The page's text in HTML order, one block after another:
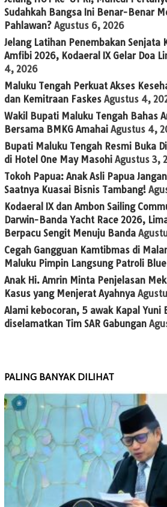
Sudahkah Bangsa Ini Benar-Benar
Pahlawan? Agustus 6, 2026
Jelang Latihan Penembakan Senjata
Amfibi 2026, Kodaeral IX Gelar Doa
4, 2026
Maluku Tengah Perkuat Akses
dan Kemitraan Faskes Agustus 4,
Wakil Bupati Maluku Tengah Bahas
Bersama BMKG Amahai Agustus 4,
Bupati Maluku Tengah Resmi Buka
di Hotel One May Masohi Agustus 3,
Tokoh Papua: Anak Asli Papua
Saatnya Kuasai Bisnis Tambang!
Kodaeral IX dan Ambon Sailing
Darwin-Banda Yacht Race 2026,
Berpacu Sengit Menuju Banda
Cegah Gangguan Kamtibmas di
Maluku Pimpin Langsung Patroli
Anak Hi. Amrin Minta Penjelasan
Kasus yang Menjerat Ayahnya
Alami kebocoran, 5 awak Kapal Yuni
diselamatkan Tim SAR Gabungan
PALING BANYAK DILIHAT